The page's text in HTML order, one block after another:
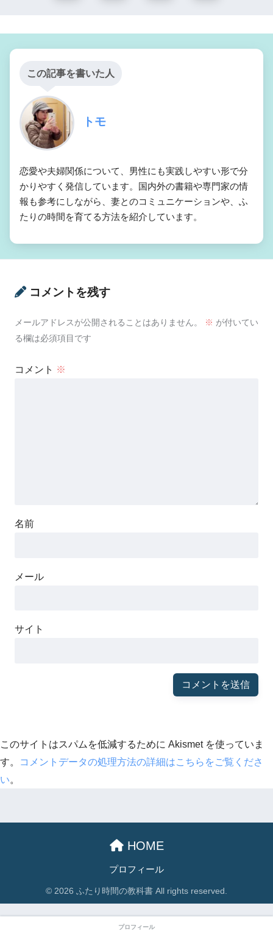
この記事を書いた人
トモ
恋愛や夫婦関係について、男性にも実践しやすい形で分
かりやすく発信しています。国内外の書籍や専門家の情
報も参考にしながら、妻とのコミュニケーションや、ふ
たりの時間を育てる方法を紹介しています。
コメントを残す
メールアドレスが公開されることはありません。 ※ が付いてい
る欄は必須項目です
コメント ※
名前
メール
サイト
このサイトはスパムを低減するために Akismet を使っていま
す。
コメントデータの処理方法の詳細はこちらをご覧くださ
い。
HOME
プロフィール
© 2026 ふたり時間の教科書 All rights reserved.
プロフィール